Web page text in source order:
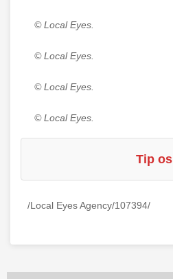
© Local Eyes.
© Local Eyes.
© Local Eyes.
© Local Eyes.
Tip os
/Local Eyes Agency/107394/